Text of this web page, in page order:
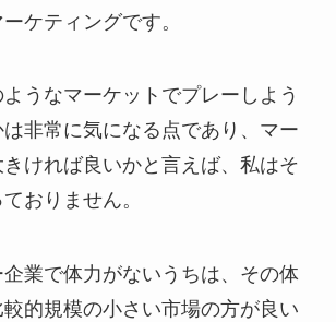
ケティングです。
うなマーケットでプレーしよう
非常に気になる点であり、マー
ければ良いかと言えば、私はそ
おりません。
業で体力がないうちは、その体
的規模の小さい市場の方が良い